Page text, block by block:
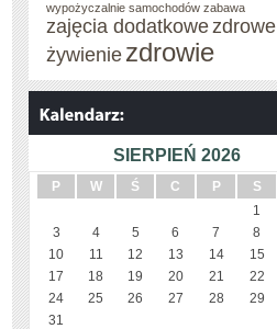
wypożyczalnie samochodów zabawa
zajęcia dodatkowezdrowe
żywienie zdrowie
SIERPIEŃ 2026
P W Ś C P S
1
3
4 5 6 7 8
10
11 12 13 14 15
17
18 19 20 21 22
24
25 26 27 28 29
31